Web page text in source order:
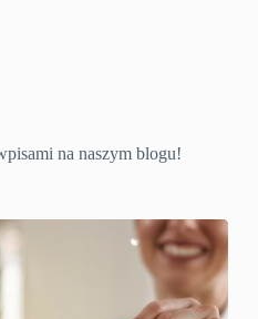
na naszym blogu!